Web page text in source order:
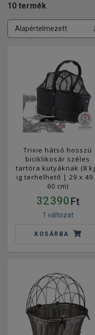
10 termék
Trixie hátsó hosszú
biciklikosár széles
tartóra kutyáknak (8
ig terhelhető | 29 x 49
60 cm)
32 390 Ft
1 változat
KOSÁRBA